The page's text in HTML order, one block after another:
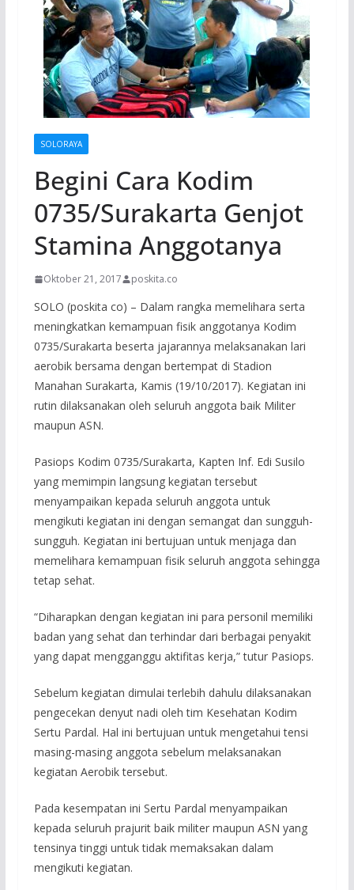
SOLORAYA
Begini Cara Kodim
0735/Surakarta Genjot
Stamina Anggotanya
Oktober 21, 2017 poskita.co
SOLO (poskita co) – Dalam rangka memelihara serta
meningkatkan kemampuan fisik anggotanya Kodim
0735/Surakarta beserta jajarannya melaksanakan lari
aerobik bersama dengan bertempat di Stadion
Manahan Surakarta, Kamis (19/10/2017). Kegiatan ini
rutin dilaksanakan oleh seluruh anggota baik Militer
maupun ASN.
Pasiops Kodim 0735/Surakarta, Kapten Inf. Edi Susilo
yang memimpin langsung kegiatan tersebut
menyampaikan kepada seluruh anggota untuk
mengikuti kegiatan ini dengan semangat dan sungguh-
sungguh. Kegiatan ini bertujuan untuk menjaga dan
memelihara kemampuan fisik seluruh anggota sehingga
tetap sehat.
“Diharapkan dengan kegiatan ini para personil memiliki
badan yang sehat dan terhindar dari berbagai penyakit
yang dapat mengganggu aktifitas kerja,” tutur Pasiops.
Sebelum kegiatan dimulai terlebih dahulu dilaksanakan
pengecekan denyut nadi oleh tim Kesehatan Kodim
Sertu Pardal. Hal ini bertujuan untuk mengetahui tensi
masing-masing anggota sebelum melaksanakan
kegiatan Aerobik tersebut.
Pada kesempatan ini Sertu Pardal menyampaikan
kepada seluruh prajurit baik militer maupun ASN yang
tensinya tinggi untuk tidak memaksakan dalam
mengikuti kegiatan.